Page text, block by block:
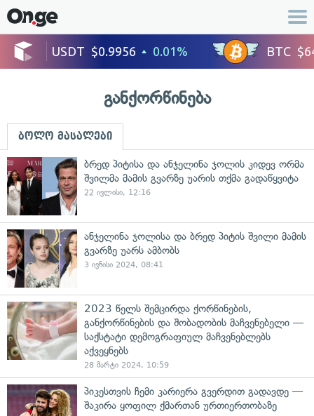
განქორწინება
ბოლო მასალები
ბრედ პიტისა და ანჯელინა ჯოლის კიდევ ორმა
შვილმა მამის გვარზე უარის თქმა გადაწყვიტა
22 ივლისი, 12:16
ანჯელინა ჯოლისა და ბრედ პიტის შვილი მამის
გვარზე უარს ამბობს
3 ივნისი 2024, 08:41
2023 წელს შემცირდა ქორწინების,
განქორწინების და შობადობის მაჩვენებელი —
საქსტატი დემოგრაფიულ მაჩვენებლებს
აქვეყნებს
28 მარტი 2024, 10:59
პიკესთვის ჩემი კარიერა გვერდით გადავდე —
შაკირა ყოფილ ქმართან ურთიერთობაზე